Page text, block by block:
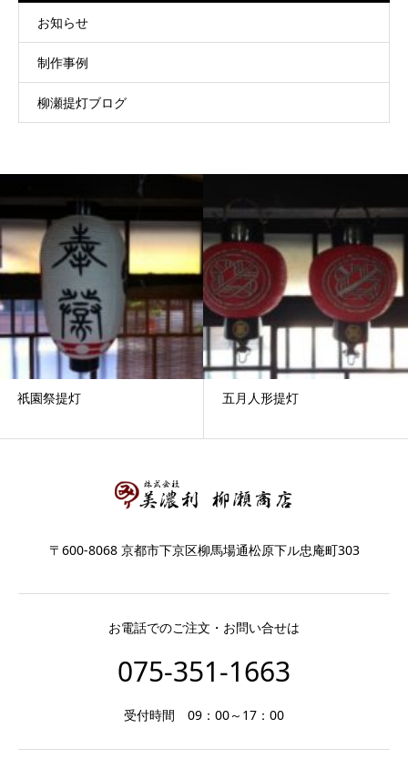
お知らせ
制作事例
柳瀬提灯ブログ
祇園祭提灯 五月人形提灯
〒600-8068 京都市下京区柳馬場通松原下ル忠庵町303
お電話でのご注文・お問い合せは
075-351-1663
受付時間 09：00～17：00